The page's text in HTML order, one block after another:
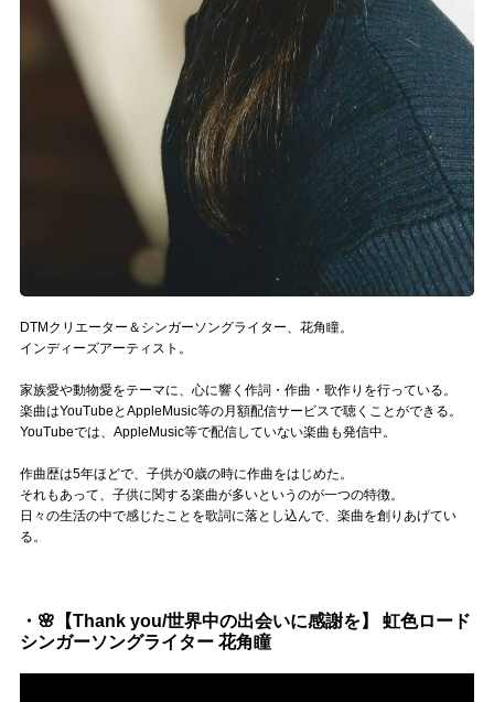
DTMクリエーター＆シンガーソングライター、花角瞳。
インディーズアーティスト。
家族愛や動物愛をテーマに、心に響く作詞・作曲・歌作りを行っている。
楽曲はYouTubeとAppleMusic等の月額配信サービスで聴くことができる。
YouTubeでは、AppleMusic等で配信していない楽曲も発信中。
作曲歴は5年ほどで、子供が0歳の時に作曲をはじめた。
それもあって、子供に関する楽曲が多いというのが一つの特徴。
日々の生活の中で感じたことを歌詞に落とし込んで、楽曲を創りあげてい
る。
・🌸【Thank you/世界中の出会いに感謝を】 虹色ロード
シンガーソングライター 花角瞳